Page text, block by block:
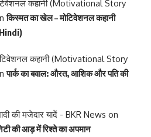
कहानी (Motivational Story
किस्मत का खेल – मोटिवेशनल कहानी
कहानी (Motivational Story
पार्क का बवाल: औरत, आशिक और पति की
की मजेदार यादें - BKR News on
की आड़ में रिश्ते का अपमान